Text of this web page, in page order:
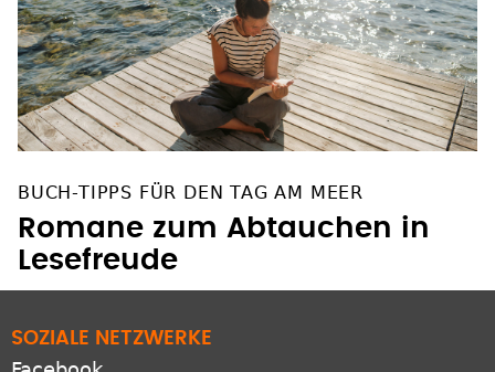
BUCH-TIPPS FÜR DEN TAG AM MEER
Romane zum Abtauchen in
Lesefreude
SOZIALE NETZWERKE